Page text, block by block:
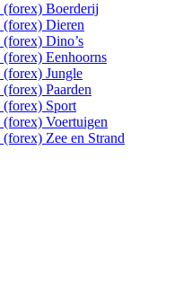
Boerderij
Dieren
Dino’s
Eenhoorns
Jungle
Paarden
Sport
Voertuigen
Zee en Strand